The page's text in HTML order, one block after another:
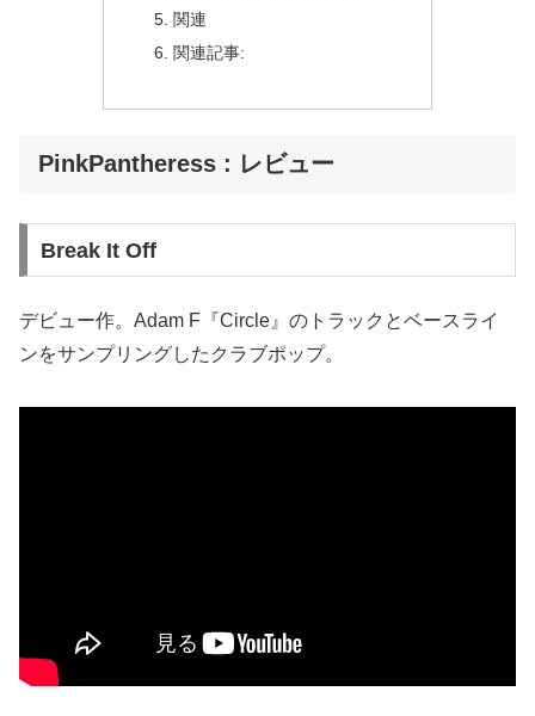
関連
関連記事:
PinkPantheress : レビュー
Break It Off
デビュー作。Adam F『Circle』のトラックとベースライ
ンをサンプリングしたクラブポップ。